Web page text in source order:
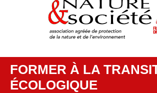
FORMER À LA
ÉCOLOGIQUE